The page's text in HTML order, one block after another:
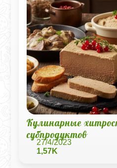
Кулинарные
субпродуктов
27/4/2023
1,57K